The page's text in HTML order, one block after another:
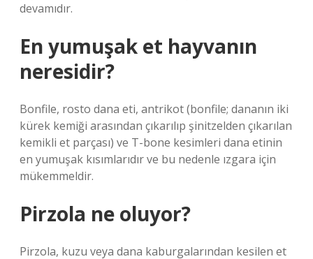
devamıdır.
En yumuşak et hayvanın
neresidir?
Bonfile, rosto dana eti, antrikot (bonfile; dananın iki
kürek kemiği arasından çıkarılıp şinitzelden çıkarılan
kemikli et parçası) ve T-bone kesimleri dana etinin
en yumuşak kısımlarıdır ve bu nedenle ızgara için
mükemmeldir.
Pirzola ne oluyor?
Pirzola, kuzu veya dana kaburgalarından kesilen et